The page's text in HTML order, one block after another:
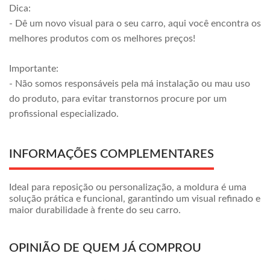
Dica:
- Dê um novo visual para o seu carro, aqui você encontra os
melhores produtos com os melhores preços!
Importante:
- Não somos responsáveis pela má instalação ou mau uso
do produto, para evitar transtornos procure por um
profissional especializado.
INFORMAÇÕES COMPLEMENTARES
Ideal para reposição ou personalização, a moldura é uma
solução prática e funcional, garantindo um visual refinado e
maior durabilidade à frente do seu carro.
OPINIÃO DE QUEM JÁ COMPROU